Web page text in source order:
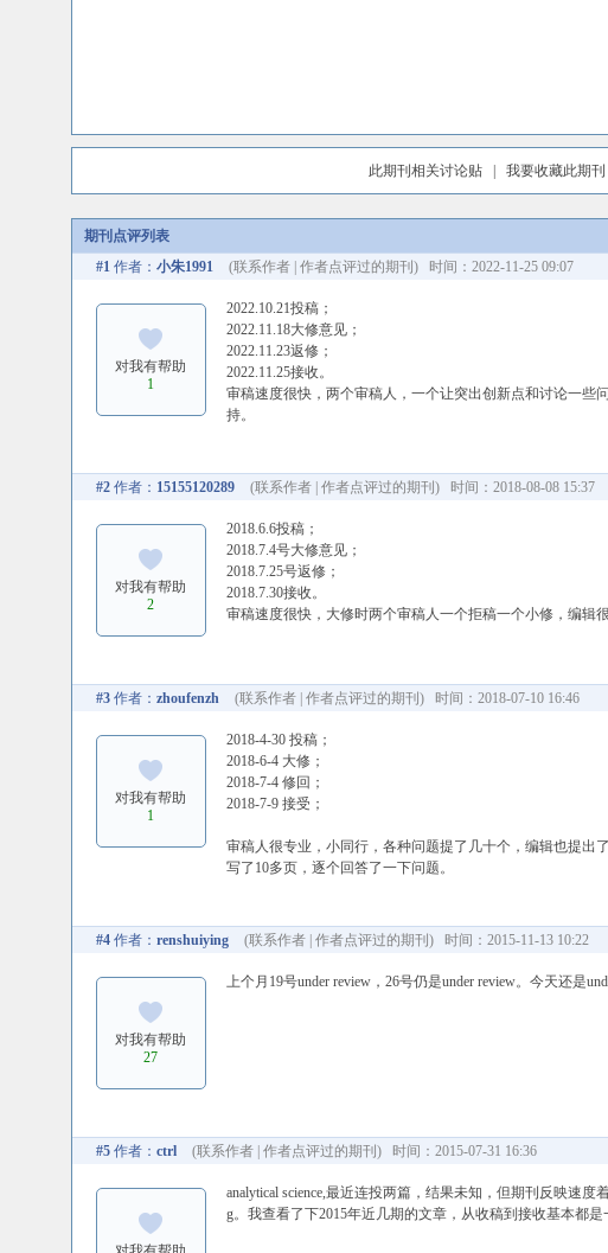
此期刊相关讨论贴| 我要收藏此期刊
期刊点评列表
#1作者： 小朱1991 (联系作者| 作者点评过的期刊 ) 时间：2022-11-25 09:07
对我有帮助
1
2022.10.21投稿；
2022.11.18大修意见；
2022.11.23返修；
2022.11.25接收。
审稿速度很快，两个审稿人，一个让突出创新点和讨论一些
持。
#2作者： 15155120289 (联系作者| 作者点评过的期刊 ) 时间：2018-08-08 15:37
对我有帮助
2
2018.6.6投稿；
2018.7.4号大修意见；
2018.7.25号返修；
2018.7.30接收。
审稿速度很快，大修时两个审稿人一个拒稿一个小修，编辑很
#3作者： zhoufenzh (联系作者| 作者点评过的期刊 ) 时间：2018-07-10 16:46
对我有帮助
1
2018-4-30 投稿；
2018-6-4 大修；
2018-7-4 修回；
2018-7-9 接受；
审稿人很专业，小同行，各种问题提了几十个，编辑也提出
写了10多页，逐个回答了一下问题。
#4作者： renshuiying (联系作者| 作者点评过的期刊 ) 时间：2015-11-13 10:22
对我有帮助
27
上个月19号under review，26号仍是under review。今天还是
#5作者： ctrl (联系作者| 作者点评过的期刊 ) 时间：2015-07-31 16:36
analytical science,最近连投两篇，结果未知，但期刊反映速
g。我查看了下2015年近几期的文章，从收稿到接收基本都